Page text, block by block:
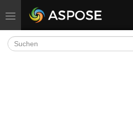
Navigation umschalten